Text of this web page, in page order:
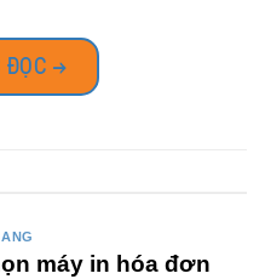
ĐỌC →
máy in hóa đơn